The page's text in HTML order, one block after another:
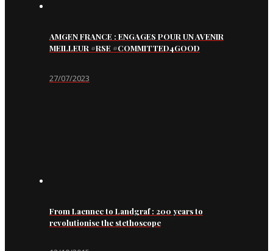
AMGEN FRANCE : ENGAGES POUR UN AVENIR
MEILLEUR #RSE #COMMITTED4GOOD
27/07/2023
From Laennec to Landgraf : 200 years to
revolutionise the stethoscope